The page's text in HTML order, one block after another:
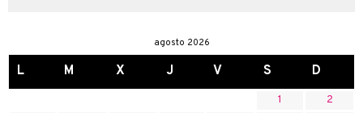
agosto 2026
L M X J V S D
1
2